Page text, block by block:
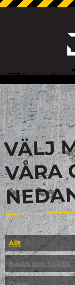
VÄLJ
VÅRA
Allt
Bästis och Snällis